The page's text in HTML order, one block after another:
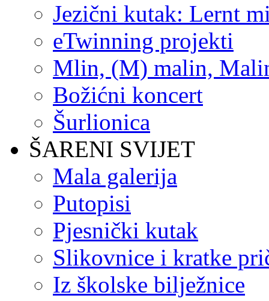
Jezični kutak: Lernt
eTwinning projekti
Mlin, (M) malin,
Božićni koncert
Šurlionica
ŠARENI SVIJET
Mala galerija
Putopisi
Pjesnički kutak
Slikovnice i kratke
Iz školske bilježnice